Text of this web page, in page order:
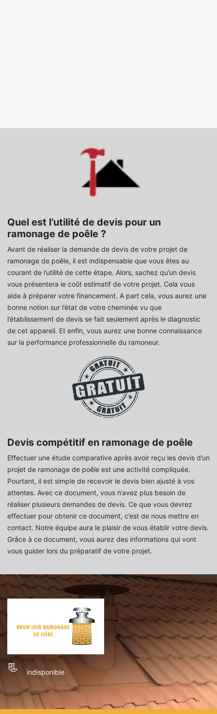
Quel est l’utilité de devis pour un
ramonage de poêle ?
Avant de réaliser la demande de devis de votre projet de
ramonage de poêle, il est indispensable que vous êtes au
courant de l’utilité de cette étape. Alors, sachez qu’un devis
vous présentera le coût estimatif de votre projet. Cela vous
aide à préparer votre financement. A part cela, vous aurez une
bonne notion sur l’état de votre cheminée vu que
l’établissement de devis se fait seulement après le diagnostic
de cet appareil. Et enfin, vous aurez une bonne connaissance
sur la performance professionnelle du ramoneur.
Devis compétitif en ramonage de poêle
Effectuer une étude comparative après avoir reçu les devis d’un
projet de ramonage de poêle est une activité compliquée.
Pourtant, il est simple de recevoir le devis bien ajusté à vos
attentes. Avec ce document, vous n’avez plus besoin de
réaliser plusieurs demandes de devis. Ce que vous devrez
effectuer pour obtenir ce document, c’est de nous mettre en
contact. Notre équipe aura le plaisir de vous établir votre devis.
Grâce à ce document, vous aurez des informations qui vont
vous guider lors du préparatif de votre projet.
indisponible